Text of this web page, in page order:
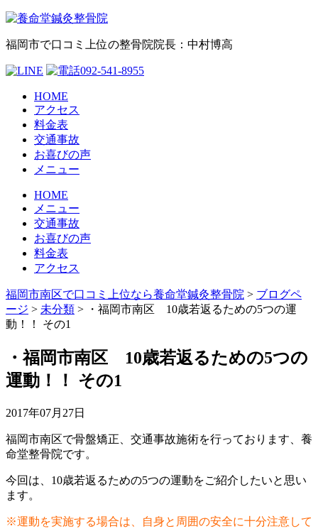
福岡市で口コミ上位の整骨院院長：中村博高
HOME
アクセス
料金表
交通事故
お喜びの声
メニュー
HOME
メニュー
交通事故
お喜びの声
料金表
アクセス
福岡市南区で口コミ上位なら養命堂鍼灸整骨院 > ブログペ
ージ > 未分類 >
・福岡市南区 10歳若返るための5つの運
動！！ その1
・福岡市南区 10歳若返るための5つの
運動！！ その1
2017年07月27日
福岡市南区で骨盤矯正、交通事故施術を行っております、養
命堂整骨院です。
今回は、10歳若返るための5つの運動をご紹介したいと思い
ます。
※運動を実施する場合は、自身と周囲の安全に十分注意して